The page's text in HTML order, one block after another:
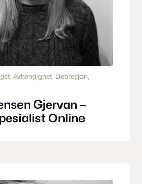
, Avhengighet, Depresjon
Gjervan –
Online